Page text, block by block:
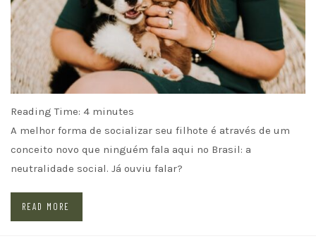
Reading Time: 4 minutes
A melhor forma de socializar seu filhote é através de um
conceito novo que ninguém fala aqui no Brasil: a
neutralidade social. Já ouviu falar?
READ MORE